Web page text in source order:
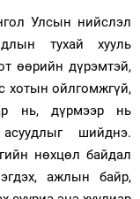
Улсын нийслэл
тухай хууль
өөрийн дүрэмтэй,
хотын ойлгомжгүй,
нь, дүрмээр нь
шийднэ.
нөхцөл байдал
ажлын байр,